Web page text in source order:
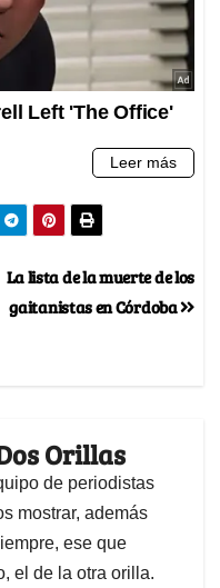
La lista de la muerte de los
gaitanistas en Córdoba
Orillas
de periodistas
mostrar, además
ese que
el de la otra orilla.